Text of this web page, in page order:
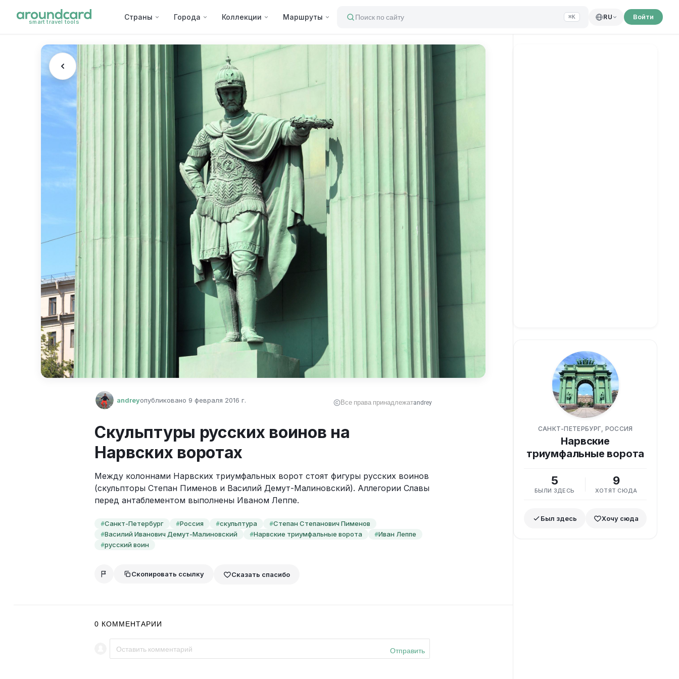
smart travel tools
Страны Города Коллекции Маршруты Поиск по сайту ⌘K RU Войти
andreyопубликовано 9 февраля 2016 г. Все права принадлежатandrey
Скульптуры русских воинов на
Нарвских воротах
Между колоннами Нарвских триумфальных ворот стоят фигуры русских воинов
(скульпторы Степан Пименов и Василий Демут-Малиновский). Аллегории Славы
перед антаблементом выполнены Иваном Леппе.
#Санкт-Петербург #Россия #скульптура #Степан Степанович Пименов
#Василий Иванович Демут-Малиновский #Нарвские триумфальные ворота #Иван Леппе
#русский воин
Скопировать ссылку Сказать спасибо
0 КОММЕНТАРИИ
Отправить
САНКТ-ПЕТЕРБУРГ, РОССИЯ
Нарвские
триумфальные ворота
5
БЫЛИ ЗДЕСЬ
9
ХОТЯТ СЮДА
Был здесь Хочу сюда